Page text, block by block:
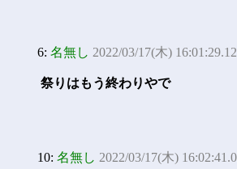
6: 名無し 2022/03/17(木)
祭りはもう終わりやで
10: 名無し 2022/03/17(木)